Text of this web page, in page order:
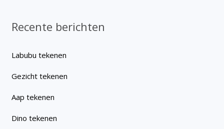
Recente berichten
Labubu tekenen
Gezicht tekenen
Aap tekenen
Dino tekenen